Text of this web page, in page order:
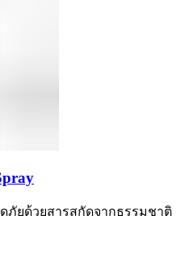
ภัยด้วยสารสกัดจากธรรมชาติ